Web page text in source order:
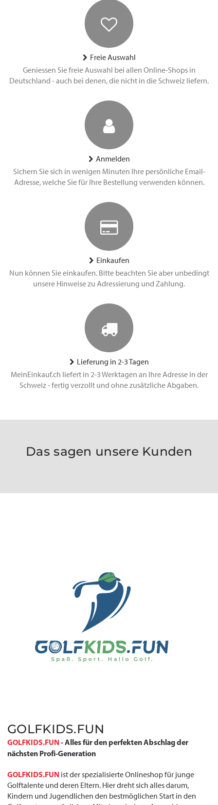
Freie Auswahl
Geniessen Sie freie Auswahl bei allen Online-Shops in
Deutschland - auch bei denen, die nicht in die Schweiz liefern.
Anmelden
Sichern Sie sich in wenigen Minuten Ihre persönliche Email-
Adresse, welche Sie für Ihre Bestellung verwenden können.
Einkaufen
Nun können Sie einkaufen. Bitte beachten Sie aber unbedingt
unsere Hinweise zu Adressierung und Zahlung.
Lieferung in 2-3 Tagen
MeinEinkauf.ch liefert in 2-3 Werktagen an Ihre Adresse in der
Schweiz - fertig verzollt und ohne zusätzliche Abgaben.
Das sagen unsere Kunden
GOLFKIDS.FUN
GOLFKIDS.FUN - Alles für den perfekten Abschlag der
nächsten Profi-Generation
GOLFKIDS.FUN ist der spezialisierte Onlineshop für junge
Golftalente und deren Eltern. Hier dreht sich alles darum,
Kindern und Jugendlichen den bestmöglichen Start in den